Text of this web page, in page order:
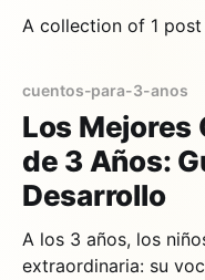
A collection of 1 post
cuentos-para-3-anos
Los Mejores
de 3 Años:
Desarrollo
A los 3 años, los
extraordinaria: su